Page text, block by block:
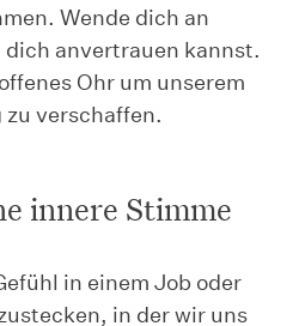
Wende dich an
dich anvertrauen kannst.
Ohr um unserem
verschaffen.
innere Stimme
in einem Job oder
in der wir uns